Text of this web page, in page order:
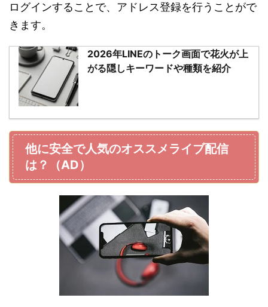
ログインすることで、アドレス登録を行うことがで
きます。
2026年LINEのトーク画面で花火が上
がる隠しキーワードや種類を紹介
他に安全で人気のオススメライブ配信
は？（AD）